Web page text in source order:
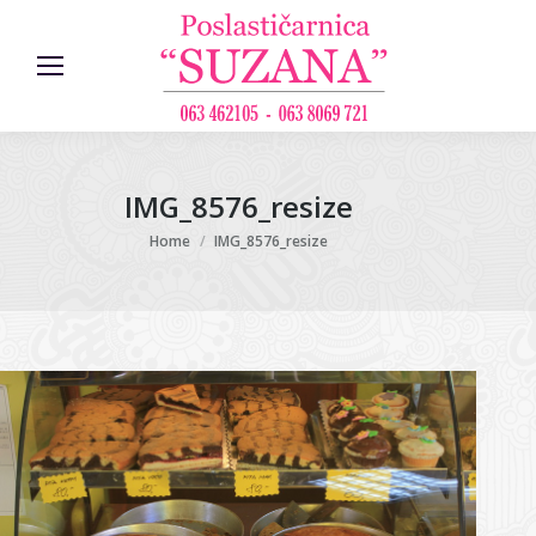
IMG_8576_resize
You are here:
Home IMG_8576_resize